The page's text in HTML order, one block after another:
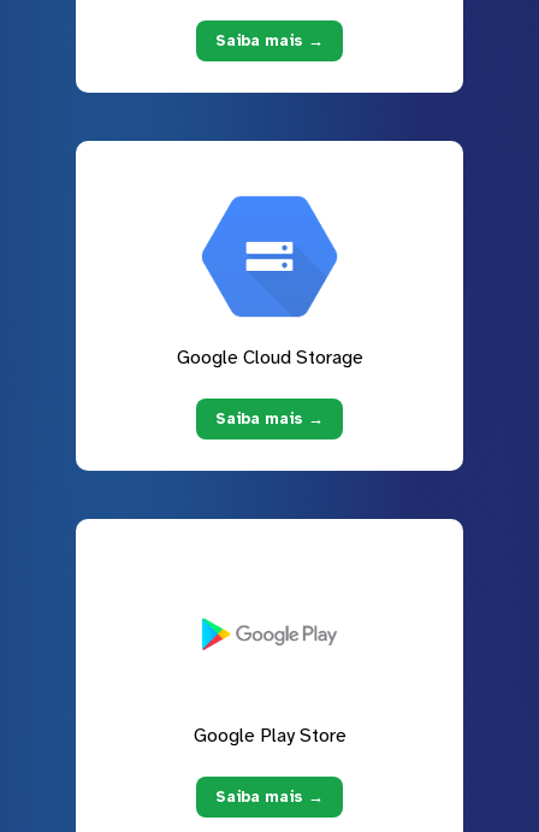
Saiba mais →
Google Cloud Storage
Saiba mais →
Google Play Store
Saiba mais →